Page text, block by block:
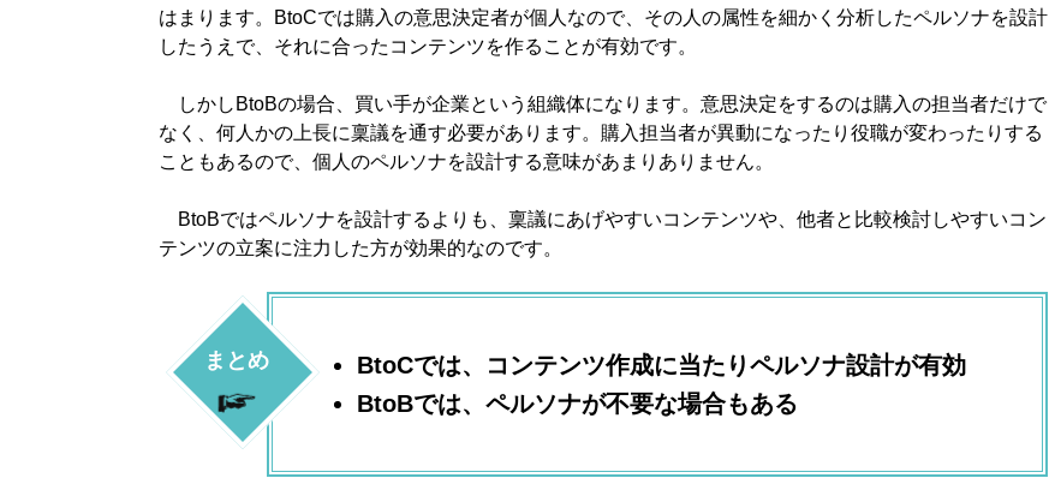
はまります。BtoCでは購入の意思決定者が個人なので、その人の属性を細かく分析したペルソナを設計
したうえで、それに合ったコンテンツを作ることが有効です。
しかしBtoBの場合、買い手が企業という組織体になります。意思決定をするのは購入の担当者だけで
なく、何人かの上長に稟議を通す必要があります。購入担当者が異動になったり役職が変わったりする
こともあるので、個人のペルソナを設計する意味があまりありません。
BtoBではペルソナを設計するよりも、稟議にあげやすいコンテンツや、他者と比較検討しやすいコン
テンツの立案に注力した方が効果的なのです。
まとめ
BtoCでは、コンテンツ作成に当たりペルソナ設計が有効
BtoBでは、ペルソナが不要な場合もある